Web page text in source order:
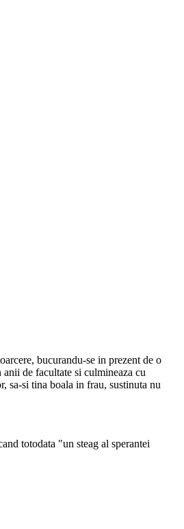
bucurandu-se in prezent de o
de facultate si culmineaza cu
sa-si tina boala in frau, sustinuta nu
totodata "un steag al sperantei